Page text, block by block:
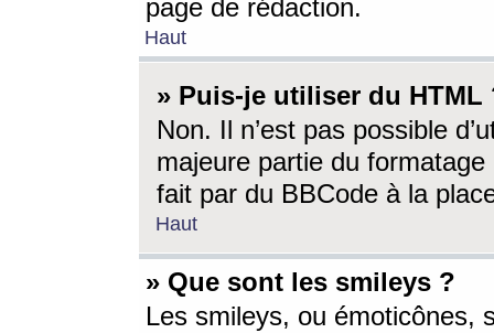
page de rédaction.
Haut
» Puis-je utiliser du HTML
Non. Il n’est pas possible
majeure partie du
fait par du BBCode à la
Haut
» Que sont les smileys ?
Les smileys, ou émoticônes,